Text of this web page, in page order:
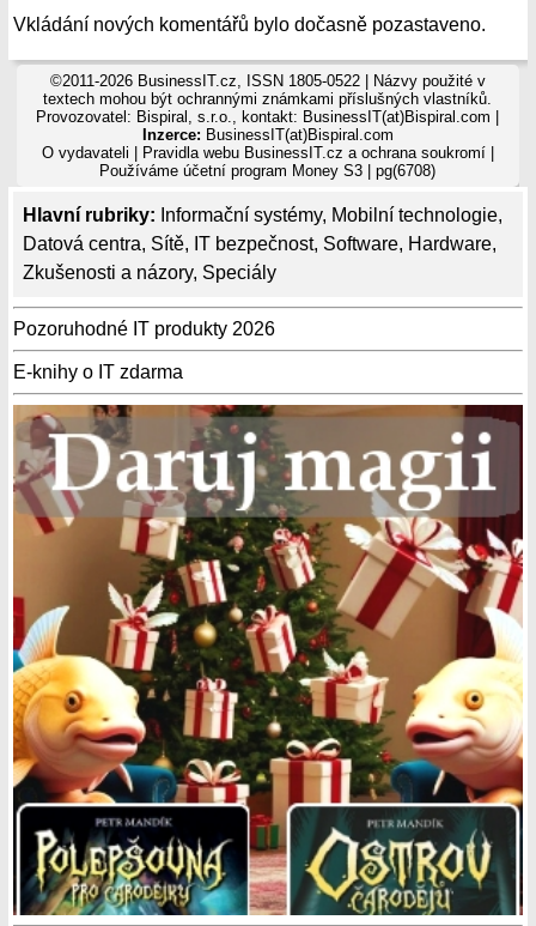
Hlavní rubriky: Informační systémy, Mobilní technologie,
Datová centra, Sítě, IT bezpečnost, Software, Hardware,
Zkušenosti a názory, Speciály
Pozoruhodné IT produkty 2026
E-knihy o IT zdarma
Vkládání nových komentářů bylo dočasně pozastaveno.
©2011-2026 BusinessIT.cz, ISSN 1805-0522 | Názvy použité v
textech mohou být ochrannými známkami příslušných vlastníků.
Provozovatel: Bispiral, s.r.o., kontakt: BusinessIT(at)Bispiral.com |
Inzerce: BusinessIT(at)Bispiral.com
O vydavateli
Pravidla webu BusinessIT.cz a ochrana soukromí|
Používámeúčetní program Money S3 | pg(6708)